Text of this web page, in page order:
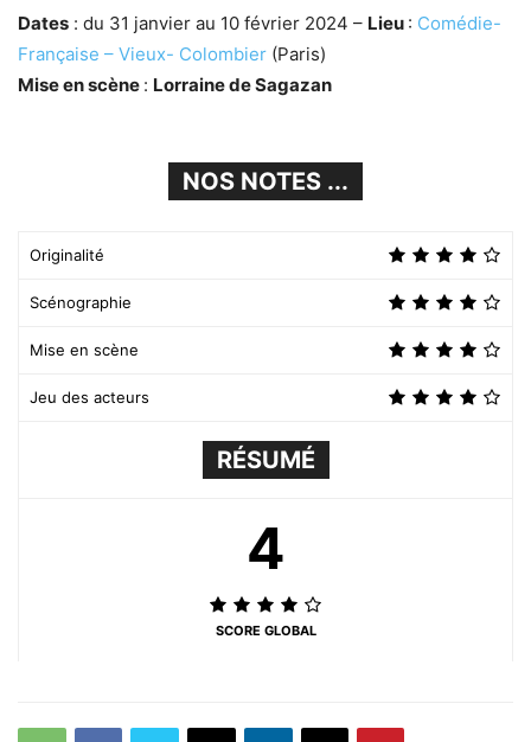
Dates : du 31 janvier au 10 février 2024 – Lieu : Comédie-
Française – Vieux- Colombier (Paris)
Mise en scène : Lorraine de Sagazan
NOS NOTES ...
Originalité
Scénographie
Mise en scène
Jeu des acteurs
RÉSUMÉ
4
SCORE GLOBAL